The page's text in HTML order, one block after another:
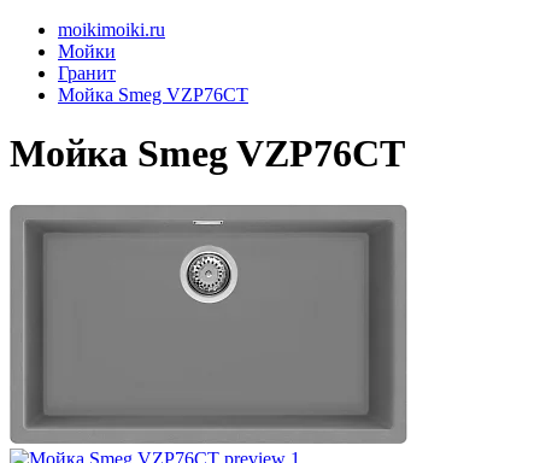
moikimoiki.ru
Мойки
Гранит
Мойка Smeg VZP76CT
Мойка Smeg VZP76CT